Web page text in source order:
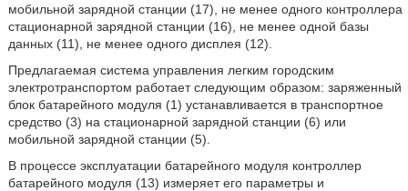
мобильной зарядной станции (17), не менее одного контроллера
стационарной зарядной станции (16), не менее одной базы
данных (11), не менее одного дисплея (12).
Предлагаемая система управления легким городским
электротранспортом работает следующим образом: заряженный
блок батарейного модуля (1) устанавливается в транспортное
средство (3) на стационарной зарядной станции (6) или
мобильной зарядной станции (5).
В процессе эксплуатации батарейного модуля контроллер
батарейного модуля (13) измеряет его параметры и